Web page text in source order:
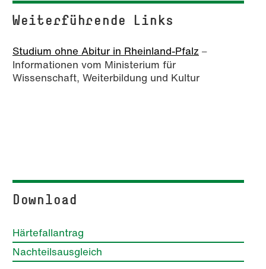
Weiterführende Links
Studium ohne Abitur in Rheinland-Pfalz –
Informationen vom Ministerium für
Wissenschaft, Weiterbildung und Kultur
Download
Härtefallantrag
Nachteilsausgleich